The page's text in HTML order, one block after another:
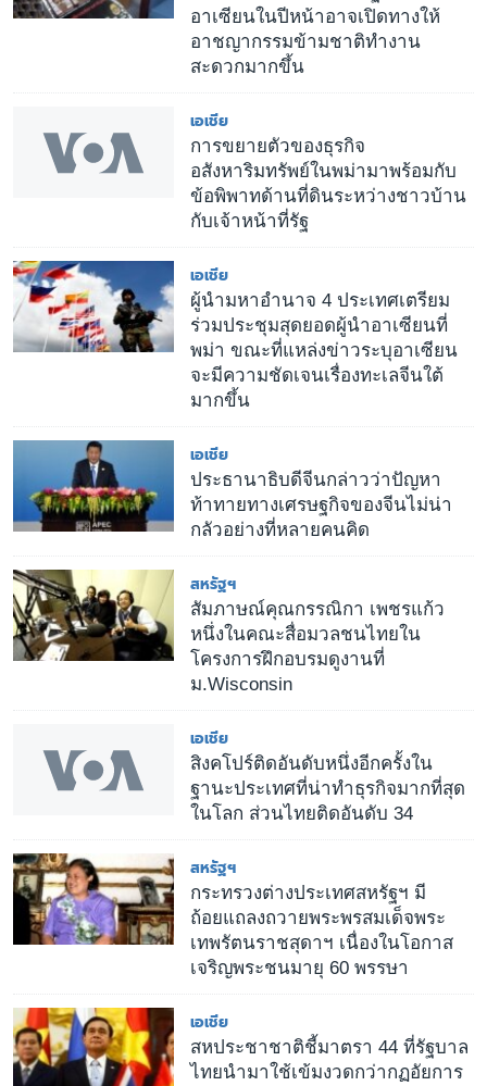
อาเซียนในปีหน้าอาจเปิดทางให้
อาชญากรรมข้ามชาติทำงาน
สะดวกมากขึ้น
เอเชีย
การขยายตัวของธุรกิจ
อสังหาริมทรัพย์ในพม่ามาพร้อมกับ
ข้อพิพาทด้านที่ดินระหว่างชาวบ้าน
กับเจ้าหน้าที่รัฐ
เอเชีย
ผู้นำมหาอำนาจ 4 ประเทศเตรียม
ร่วมประชุมสุดยอดผู้นำอาเซียนที่
พม่า ขณะที่แหล่งข่าวระบุอาเซียน
จะมีความชัดเจนเรื่องทะเลจีนใต้
มากขึ้น
เอเชีย
ประธานาธิบดีจีนกล่าวว่าปัญหา
ท้าทายทางเศรษฐกิจของจีนไม่น่า
กลัวอย่างที่หลายคนคิด
สหรัฐฯ
สัมภาษณ์คุณกรรณิกา เพชรแก้ว
หนึ่งในคณะสื่อมวลชนไทยใน
โครงการฝึกอบรมดูงานที่
ม.Wisconsin
เอเชีย
สิงคโปร์ติดอันดับหนึ่งอีกครั้งใน
ฐานะประเทศที่น่าทำธุรกิจมากที่สุด
ในโลก ส่วนไทยติดอันดับ 34
สหรัฐฯ
กระทรวงต่างประเทศสหรัฐฯ มี
ถ้อยแถลงถวายพระพรสมเด็จพระ
เทพรัตนราชสุดาฯ เนื่องในโอกาส
เจริญพระชนมายุ 60 พรรษา
เอเชีย
สหประชาชาติชี้มาตรา 44 ที่รัฐบาล
ไทยนำมาใช้เข้มงวดกว่ากฏอัยการ